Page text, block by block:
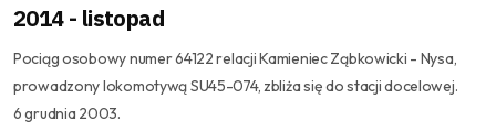
2014 - listopad
Pociąg osobowy numer 64122 relacji Kamieniec Ząbkowicki - Nysa,
prowadzony lokomotywą SU45-074, zbliża się do stacji docelowej.
6 grudnia 2003.